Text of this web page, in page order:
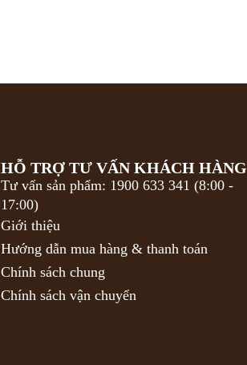
HỖ TRỢ TƯ VẤN KHÁCH HÀNG
Tư vấn sản phẩm: 1900 633 341 (8:00 -
17:00)
Giới thiệu
Hướng dẫn mua hàng & thanh toán
Chính sách chung
Chính sách vận chuyển